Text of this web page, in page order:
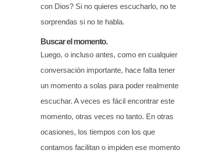
con Dios? Si no quieres escucharlo, no te
sorprendas si no te habla.
Buscar el momento.
Luego, o incluso antes, como en cualquier
conversación importante, hace falta tener
un momento a solas para poder realmente
escuchar. A veces es fácil encontrar este
momento, otras veces no tanto. En otras
ocasiones, los tiempos con los que
contamos facilitan o impiden ese momento